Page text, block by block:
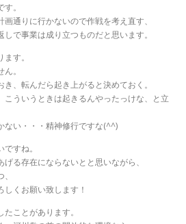
。
通りに行かないので作戦を考え直す、
で事業は成り立つものだと思います。
す。
。
、転んだら起き上がると決めておく。
ういうときは起きるんやったっけな、と立
ない・・・精神修行ですな(^^)
すね。
る存在にならないとと思いながら、
しくお願い致します！
ことがあります。